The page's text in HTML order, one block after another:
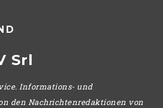
Srl
Informations- und
den Nachrichtenredaktionen von